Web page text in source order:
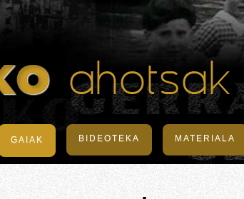
GAIAK BIDEOTEKA MATERIALA